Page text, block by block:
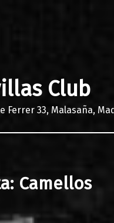
Club
Ferrer 33, Malasaña,
Camellos